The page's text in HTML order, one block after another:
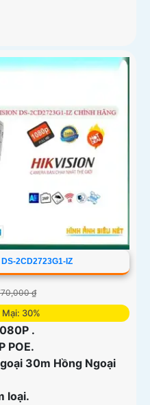
2CD2723G1-IZ
₫
30%
.
POE.
30m Hồng Ngoại
loại.